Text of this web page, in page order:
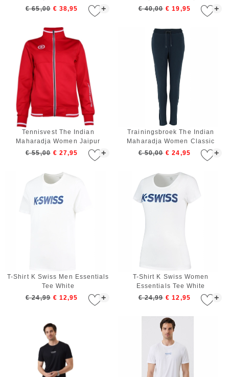
+
Chevron Half Zip Cobalt
€ 65,00 € 38,95 +
Green
€ 40,00 € 19,95
+
Tennisvest The Indian
Maharadja Women Jaipur
Knitted Red
€ 55,00 € 27,95 +
Trainingsbroek The Indian
Maharadja Women Classic
Jogger Navy
€ 50,00 € 24,95
+
T-Shirt K Swiss Men Essentials
Tee White
€ 24,99 € 12,95 +
T-Shirt K Swiss Women
Essentials Tee White
€ 24,99 € 12,95